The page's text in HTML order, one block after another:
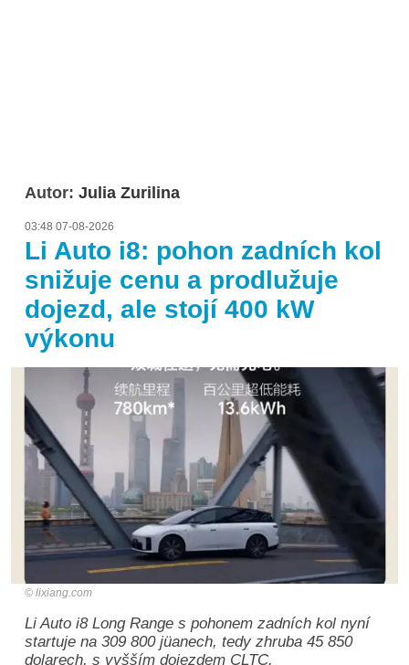
Autor: Julia Zurilina
03:48 07-08-2026
Li Auto i8: pohon zadních kol
snižuje cenu a prodlužuje
dojezd, ale stojí 400 kW
výkonu
lixiang.com
Li Auto i8 Long Range s pohonem zadních kol nyní
startuje na 309 800 jüanech, tedy zhruba 45 850
dolarech, s vyšším dojezdem CLTC.